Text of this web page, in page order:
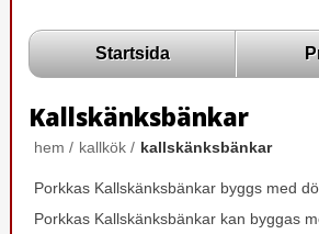
Startsida
Kallskänksbänkar
hem / kallkök / kallskänksbänkar
Porkkas Kallskänksbänkar byggs med
Porkkas Kallskänksbänkar kan byggas